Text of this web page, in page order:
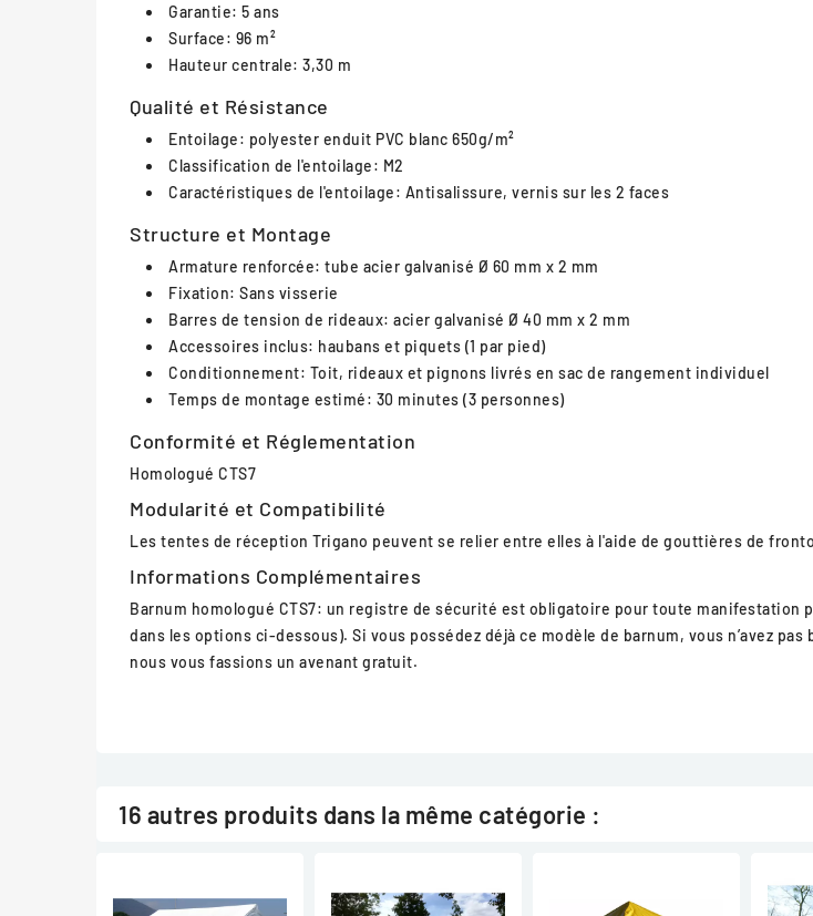
Garantie: 5 ans
Surface: 96 m²
Hauteur centrale: 3,30 m
Qualité et Résistance
Entoilage: polyester enduit PVC blanc 650g/m²
Classification de l'entoilage: M2
Caractéristiques de l'entoilage: Antisalissure, vernis sur les 2 faces
Structure et Montage
Armature renforcée: tube acier galvanisé Ø 60 mm x 2 mm
Fixation: Sans visserie
Barres de tension de rideaux: acier galvanisé Ø 40 mm x 2 mm
Accessoires inclus: haubans et piquets (1 par pied)
Conditionnement: Toit, rideaux et pignons livrés en sac de rangement individuel
Temps de montage estimé: 30 minutes (3 personnes)
Conformité et Réglementation
Homologué CTS7
Modularité et Compatibilité
Les tentes de réception Trigano peuvent se relier entre elles à l'aide de gouttières de
Informations Complémentaires
Barnum homologué CTS7: un registre de sécurité est obligatoire pour toute
dans les options ci-dessous). Si vous possédez déjà ce modèle de barnum, vous n’avez
nous vous fassions un avenant gratuit.
16 autres produits dans la même catégorie :